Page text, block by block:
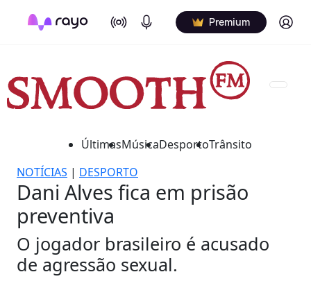
On Air Podcasts Premium Log in
ÚltimasMúsicaDesportoTrânsito
NOTÍCIAS | DESPORTO
Dani Alves fica em prisão
preventiva
O jogador brasileiro é acusado
de agressão sexual.